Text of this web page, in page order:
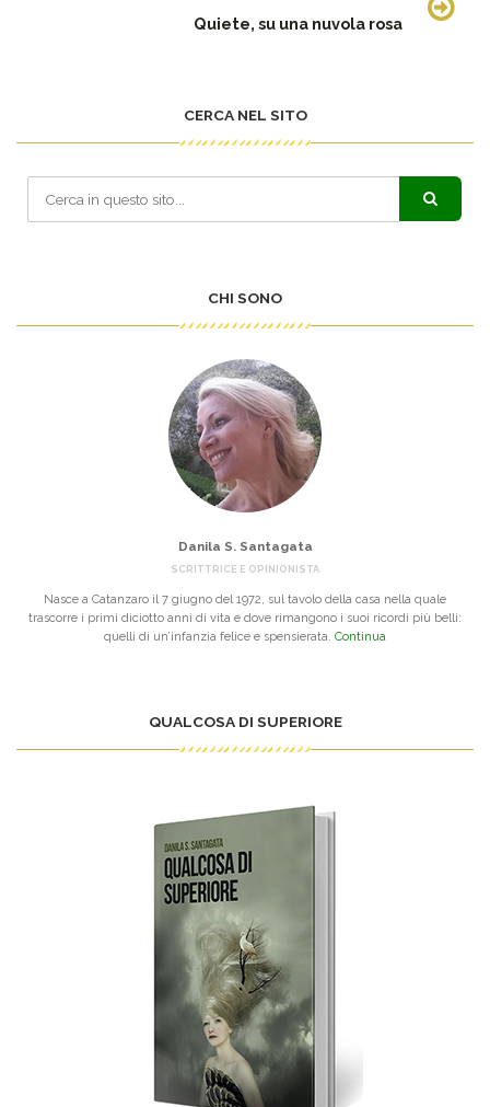
Quiete, su una nuvola rosa
CERCA NEL SITO
CHI SONO
Danila S. Santagata
SCRITTRICE E OPINIONISTA
Nasce a Catanzaro il 7 giugno del 1972, sul tavolo della casa nella quale
trascorre i primi diciotto anni di vita e dove rimangono i suoi ricordi più belli:
quelli di un’infanzia felice e spensierata. Continua
QUALCOSA DI SUPERIORE